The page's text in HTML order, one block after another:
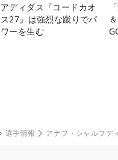
アディダス『コードカオ
ス27』は強烈な蹴りでパ
ワーを生む
選手情報 アナフ・シャルフデ